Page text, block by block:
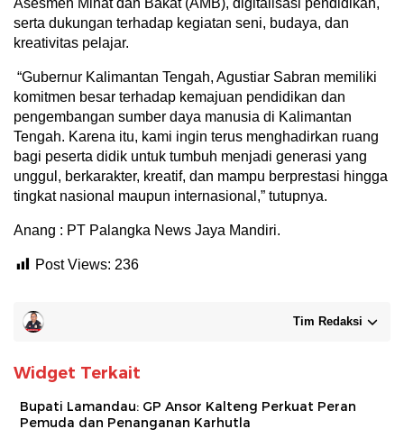
serta dukungan terhadap kegiatan seni, budaya, dan
kreativitas pelajar.
‎“Gubernur Kalimantan Tengah, Agustiar Sabran memiliki
komitmen besar terhadap kemajuan pendidikan dan
pengembangan sumber daya manusia di Kalimantan
Tengah. Karena itu, kami ingin terus menghadirkan ruang
bagi peserta didik untuk tumbuh menjadi generasi yang
unggul, berkarakter, kreatif, dan mampu berprestasi hingga
tingkat nasional maupun internasional,” tutupnya.
Anang : PT Palangka News Jaya Mandiri.
Post Views: 236
Tim Redaksi
Widget Terkait
Bupati Lamandau: GP Ansor Kalteng Perkuat Peran
Pemuda dan Penanganan Karhutla